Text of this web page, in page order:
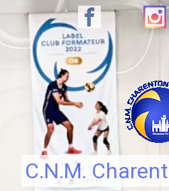
Skip to main content
C.N.M.